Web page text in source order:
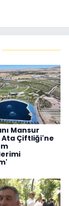
Mansur
Çiftliği'ne